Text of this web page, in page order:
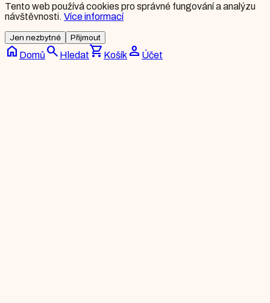
Tento web používá cookies pro správné fungování a analýzu
návštěvnosti. Více informací
Jen nezbytné Přijmout
home Domů search Hledatshopping_cart Košík person Účet